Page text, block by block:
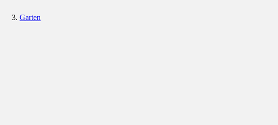
Garten